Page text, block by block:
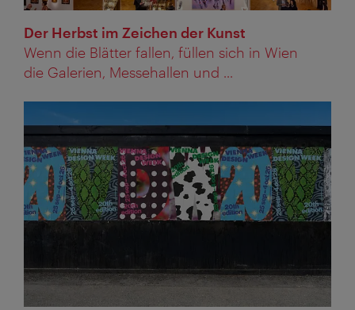
Der Herbst im Zeichen der Kunst
Wenn die Blätter fallen, füllen sich in Wien
die Galerien, Messehallen und ...